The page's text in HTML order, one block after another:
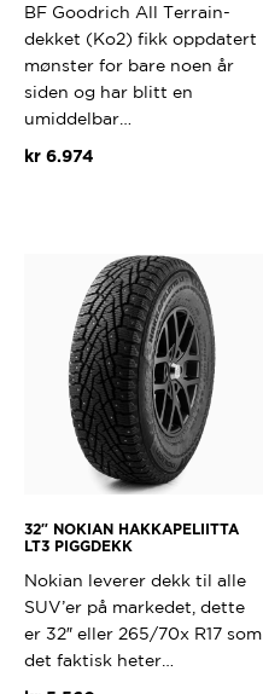
BF Goodrich All Terrain-
dekket (Ko2) fikk oppdatert
mønster for bare noen år
siden og har blitt en
umiddelbar…
kr6.974
32″ NOKIAN HAKKAPELIITTA
LT3 PIGGDEKK
Nokian leverer dekk til alle
SUV’er på markedet, dette
er 32″ eller 265/70x R17 som
det faktisk heter…